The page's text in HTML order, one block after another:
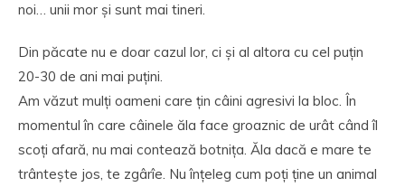
noi… unii mor și sunt mai tineri.
Din păcate nu e doar cazul lor, ci și al altora cu cel puțin
20-30 de ani mai puțini.
Am văzut mulți oameni care țin câini agresivi la bloc. În
momentul în care câinele ăla face groaznic de urât când îl
scoți afară, nu mai contează botnița. Ăla dacă e mare te
trântește jos, te zgârîe. Nu înțeleg cum poți ține un animal